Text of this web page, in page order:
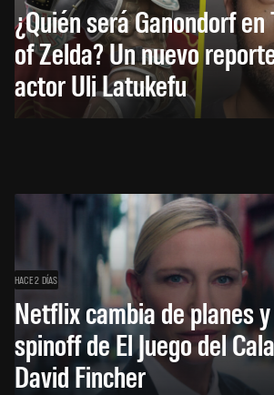
¿Quién será Ganondorf en
of Zelda? Un nuevo
actor Uli Latukefu
HACE 2 DÍAS
Netflix cambia de planes
spinoff de El Juego del
David Fincher